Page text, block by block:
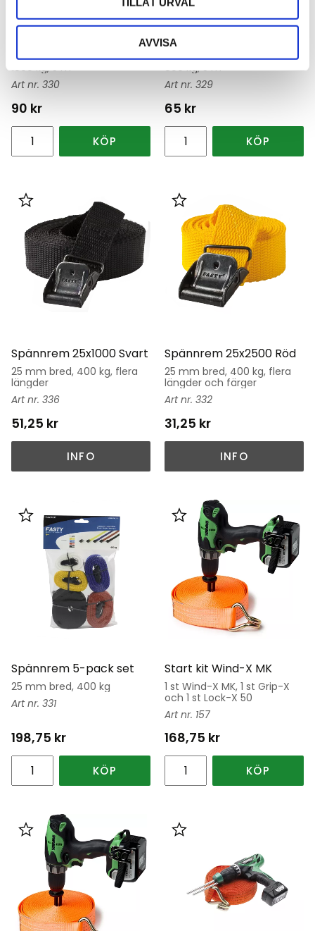
AVVISA
Spännband ändlös 1000
1000 kg, 5 m
330
90 kr
KÖP
Spännband ändlös 800
kg 5 m 25mm
800 kg, 5 m
329
65 kr
KÖP
Spännrem 25x1000 Svart
25 mm bred, 400 kg, flera
längder
336
51,25 kr
Lägg till i favoriter
INFO
Spännrem 25x2500 Röd
25 mm bred, 400 kg, flera
längder och färger
332
31,25 kr
Lägg till i favoriter
INFO
Spännrem 5-pack set
25 mm bred, 400 kg
331
198,75 kr
Lägg till i favoriter
KÖP
Start kit Wind-X MK
1 st Wind-X MK, 1 st Grip-X
och 1 st Lock-X 50
157
168,75 kr
Lägg till i favoriter
KÖP
Lägg till i favoriter Lägg till i favoriter